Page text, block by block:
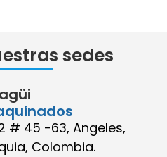
sedes
# 45 -63, Angeles,
Colombia.